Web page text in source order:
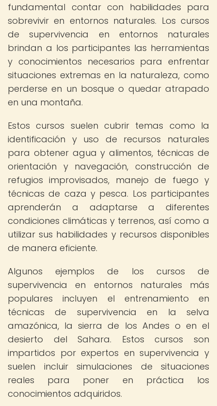
fundamental contar con habilidades para
sobrevivir en entornos naturales. Los cursos
de supervivencia en entornos naturales
brindan a los participantes las herramientas
y conocimientos necesarios para enfrentar
situaciones extremas en la naturaleza, como
perderse en un bosque o quedar atrapado
en una montaña.
Estos cursos suelen cubrir temas como la
identificación y uso de recursos naturales
para obtener agua y alimentos, técnicas de
orientación y navegación, construcción de
refugios improvisados, manejo de fuego y
técnicas de caza y pesca. Los participantes
aprenderán a adaptarse a diferentes
condiciones climáticas y terrenos, así como a
utilizar sus habilidades y recursos disponibles
de manera eficiente.
Algunos ejemplos de los cursos de
supervivencia en entornos naturales más
populares incluyen el entrenamiento en
técnicas de supervivencia en la selva
amazónica, la sierra de los Andes o en el
desierto del Sahara. Estos cursos son
impartidos por expertos en supervivencia y
suelen incluir simulaciones de situaciones
reales para poner en práctica los
conocimientos adquiridos.